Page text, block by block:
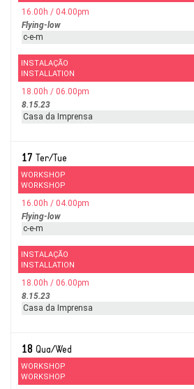
16.00h / 04.00pm
Flying-low
c-e-m
INSTALAÇÃO
INSTALLATION
18.00h / 06.00pm
8.15.23
Casa da Imprensa
17 Ter/Tue
WORKSHOP
WORKSHOP
16.00h / 04.00pm
Flying-low
c-e-m
INSTALAÇÃO
INSTALLATION
18.00h / 06.00pm
8.15.23
Casa da Imprensa
18 Qua/Wed
WORKSHOP
WORKSHOP